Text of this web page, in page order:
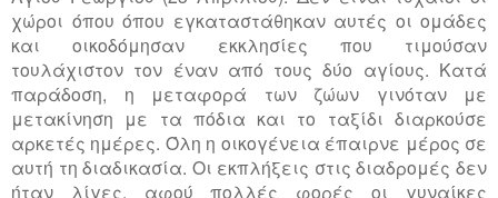
χώροι όπου όπου εγκαταστάθηκαν αυτές οι ομάδες
και οικοδόμησαν εκκλησίες που τιμούσαν
τουλάχιστον τον έναν από τους δύο αγίους. Κατά
παράδοση, η μεταφορά των ζώων γινόταν με
μετακίνηση με τα πόδια και το ταξίδι διαρκούσε
αρκετές ημέρες. Όλη η οικογένεια έπαιρνε μέρος σε
αυτή τη διαδικασία. Οι εκπλήξεις στις διαδρομές δεν
ήταν λίγες, αφού πολλές φορές οι γυναίκες